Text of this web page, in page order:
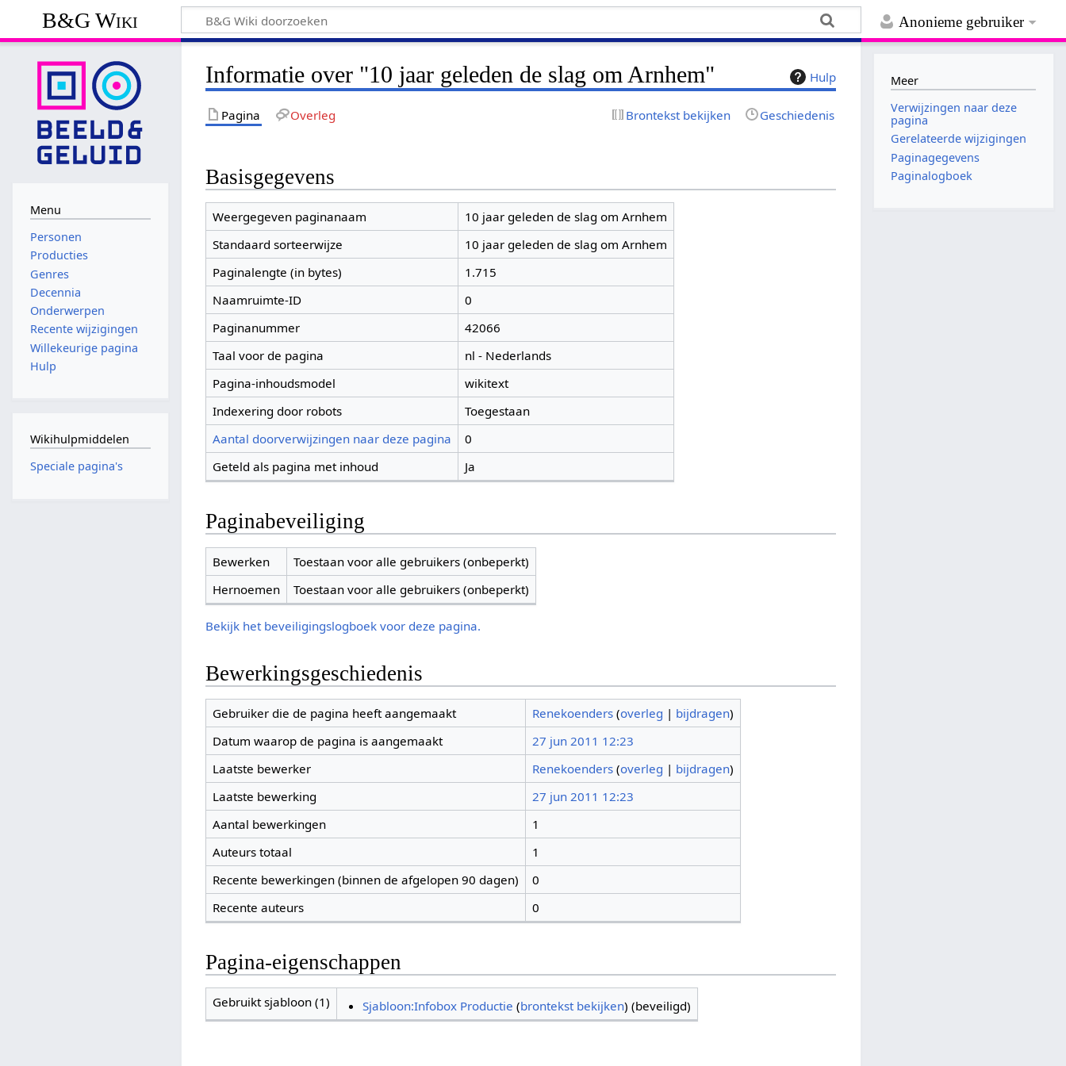
Anonieme gebruiker
B&G Wiki
Hulp
Informatie over "10 jaar geleden de slag om Arnhem"
Pagina Overleg Brontekst bekijken Geschiedenis
Basisgegevens
Weergegeven paginanaam
10 jaar geleden de slag om Arnhem
Standaard sorteerwijze
10 jaar geleden de slag om Arnhem
Paginalengte (in bytes)
1.715
Naamruimte-ID
0
Paginanummer
42066
Taal voor de pagina
nl - Nederlands
Pagina-inhoudsmodel
wikitext
Indexering door robots
Toegestaan
Aantal doorverwijzingen naar deze pagina
0
Geteld als pagina met inhoud
Ja
Paginabeveiliging
Bewerken
Toestaan voor alle gebruikers (onbeperkt)
Hernoemen
Toestaan voor alle gebruikers (onbeperkt)
Bekijk het beveiligingslogboek voor deze pagina.
Bewerkingsgeschiedenis
Gebruiker die de pagina heeft aangemaakt Renekoenders (overleg | bijdragen)
Datum waarop de pagina is aangemaakt
27 jun 2011 12:23
Laatste bewerker
Renekoenders (overleg | bijdragen)
Laatste bewerking
27 jun 2011 12:23
Aantal bewerkingen
1
Auteurs totaal
1
Recente bewerkingen (binnen de afgelopen 90 dagen)
0
Recente auteurs
0
Pagina-eigenschappen
Gebruikt sjabloon (1) Sjabloon:Infobox Productie (brontekst bekijken) (beveiligd)
Menu
Personen
Producties
Genres
Decennia
Onderwerpen
Recente wijzigingen
Willekeurige pagina
Hulp
Wikihulpmiddelen
Speciale pagina's
Meer
Verwijzingen naar deze
pagina
Gerelateerde wijzigingen
Paginagegevens
Paginalogboek